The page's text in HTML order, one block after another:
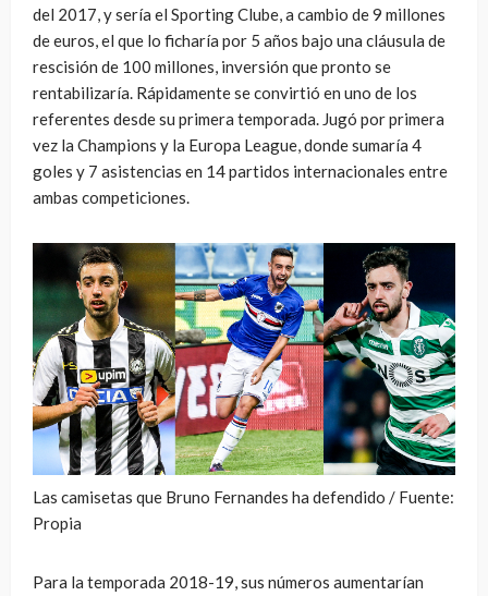
del 2017, y sería el Sporting Clube, a cambio de 9 millones
de euros, el que lo ficharía por 5 años bajo una cláusula de
rescisión de 100 millones, inversión que pronto se
rentabilizaría. Rápidamente se convirtió en uno de los
referentes desde su primera temporada. Jugó por primera
vez la Champions y la Europa League, donde sumaría 4
goles y 7 asistencias en 14 partidos internacionales entre
ambas competiciones.
Las camisetas que Bruno Fernandes ha defendido / Fuente:
Propia
Para la temporada 2018-19, sus números aumentarían